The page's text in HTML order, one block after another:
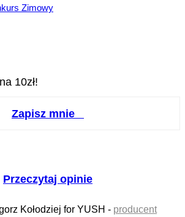
Zimowy
10zł!
Zapisz mnie
Przeczytaj opinie
Kołodziej for YUSH - producent